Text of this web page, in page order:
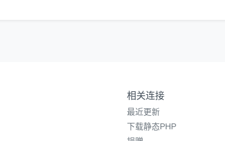
相关连接
最近更新
下载静态PHP